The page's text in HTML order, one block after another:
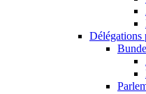
Délégations